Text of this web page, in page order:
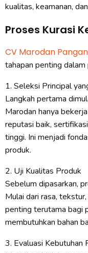
kualitas, keamanan,
Proses Kurasi
CV Marodan
tahapan penting
1. Seleksi Principal
Langkah pertama
Marodan hanya
reputasi baik,
tinggi. Ini menjadi
produk.
2. Uji Kualitas Produk
Sebelum dipasarkan,
Mulai dari rasa,
penting terutama bagi
membutuhkan bahan
3. Evaluasi Kebutuhan